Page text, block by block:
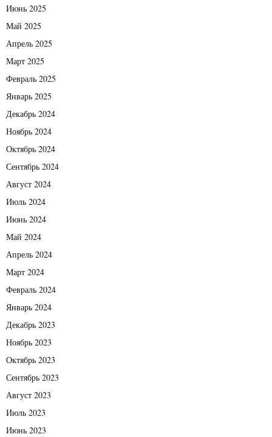
Июнь 2025
Май 2025
Апрель 2025
Март 2025
Февраль 2025
Январь 2025
Декабрь 2024
Ноябрь 2024
Октябрь 2024
Сентябрь 2024
Август 2024
Июль 2024
Июнь 2024
Май 2024
Апрель 2024
Март 2024
Февраль 2024
Январь 2024
Декабрь 2023
Ноябрь 2023
Октябрь 2023
Сентябрь 2023
Август 2023
Июль 2023
Июнь 2023